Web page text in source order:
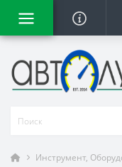
Инструмент,